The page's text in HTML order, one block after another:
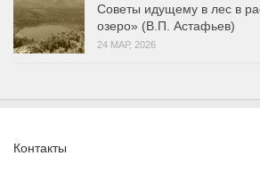
Советы идущему в лес в
озеро» (В.П. Астафьев)
24 МАР, 2026
Контакты